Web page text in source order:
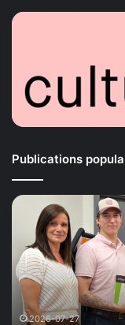
Publications
Une
année
chargée
au
Carrefour
jeunesse-
emploi
de 2026-07-27